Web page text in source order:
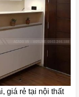
giá rẻ tại nội thất